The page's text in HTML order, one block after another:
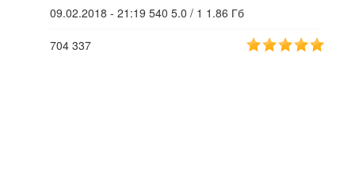
09.02.2018 - 21:19 540 5.0 / 1 1.86 Гб
704 337